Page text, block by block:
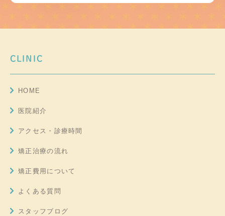
CLINIC
HOME
医院紹介
アクセス・診療時間
矯正治療の流れ
矯正費用について
よくある質問
スタッフブログ